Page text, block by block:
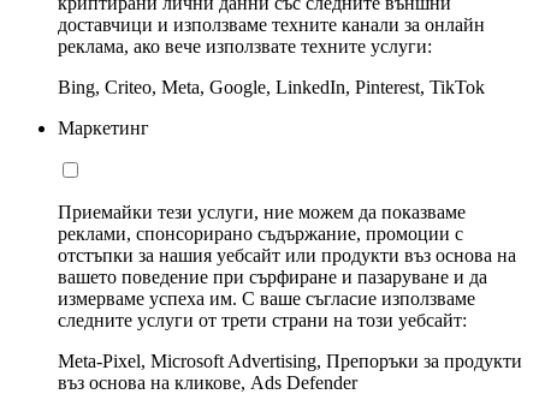
доставчици и използваме техните канали за онлайн
реклама, ако вече използвате техните услуги:
Bing, Criteo, Meta, Google, LinkedIn, Pinterest, TikTok
Маркетинг
Приемайки тези услуги, ние можем да показваме
реклами, спонсорирано съдържание, промоции с
отстъпки за нашия уебсайт или продукти въз основа на
вашето поведение при сърфиране и пазаруване и да
измерваме успеха им. С ваше съгласие използваме
следните услуги от трети страни на този уебсайт:
Meta-Pixel, Microsoft Advertising, Препоръки за продукти
въз основа на кликове, Ads Defender